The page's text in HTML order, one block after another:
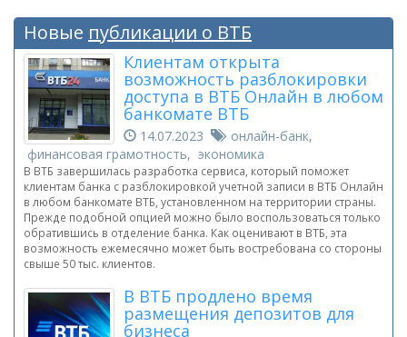
Новые публикации о ВТБ
Клиентам открыта
возможность разблокировки
доступа в ВТБ Онлайн в любом
банкомате ВТБ
14.07.2023
онлайн-банк,
финансовая грамотность, экономика
В ВТБ завершилась разработка сервиса, который поможет
клиентам банка с разблокировкой учетной записи в ВТБ Онлайн
в любом банкомате ВТБ, установленном на территории страны.
Прежде подобной опцией можно было воспользоваться только
обратившись в отделение банка. Как оценивают в ВТБ, эта
возможность ежемесячно может быть востребована со стороны
свыше 50 тыс. клиентов.
В ВТБ продлено время
размещения депозитов для
бизнеса